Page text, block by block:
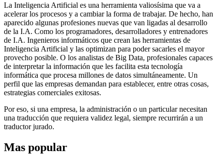
La Inteligencia Artificial es una herramienta valiosísima que va a
acelerar los procesos y a cambiar la forma de trabajar. De hecho, han
aparecido algunas profesiones nuevas que van ligadas al desarrollo
de la I.A. Como los programadores, desarrolladores y entrenadores
de I.A. Ingenieros informáticos que crean las herramientas de
Inteligencia Artificial y las optimizan para poder sacarles el mayor
provecho posible. O los analistas de Big Data, profesionales capaces
de interpretar la información que les facilita esta tecnología
informática que procesa millones de datos simultáneamente. Un
perfil que las empresas demandan para establecer, entre otras cosas,
estrategias comerciales exitosas.
Por eso, si una empresa, la administración o un particular necesitan
una traducción que requiera validez legal, siempre recurrirán a un
traductor jurado.
Mas popular